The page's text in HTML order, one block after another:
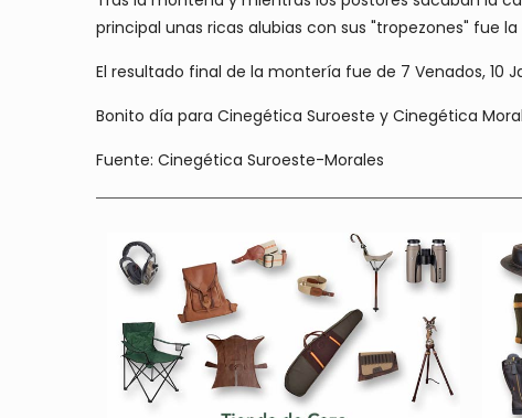
principal unas ricas alubias con sus "tropezones" fue
El resultado final de la montería fue de 7 Venados, 10
Bonito día para Cinegética Suroeste y Cinegética
Fuente: Cinegética Suroeste-Morales